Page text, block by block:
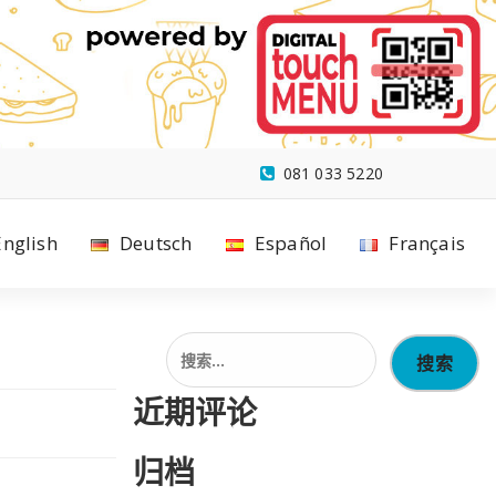
081 033 5220
Deutsch Español Français
搜
索：
近期评论
归档